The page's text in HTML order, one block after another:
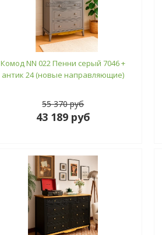
Комод NN 022 Пенни серый 7046 +
антик 24 (новые направляющие)
55 370 руб
43 189 руб